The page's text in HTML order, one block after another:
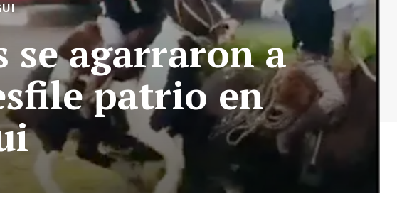
agarraron a
patrio en